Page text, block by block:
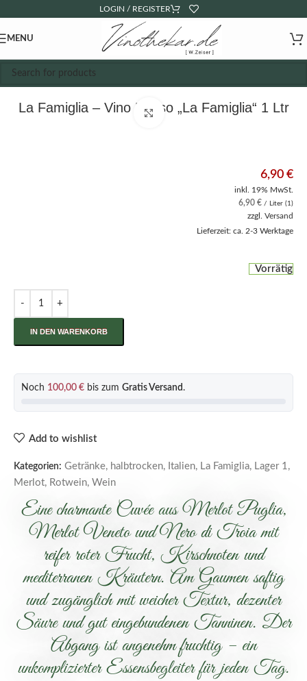
LOGIN / REGISTER
MENU
La Famiglia – Vino Rosso „La Famiglia“ 1 Ltr
Click to enlarge
6,90 €
inkl. 19% MwSt.
6,90 € / Liter (1)
zzgl. Versand
Lieferzeit: ca. 2-3 Werktage
Vorrätig
IN DEN WARENKORB
Noch 100,00 € bis zum Gratis Versand .
Add to wishlist
Kategorien: Getränke, halbtrocken, Italien, La Famiglia, Lager 1,
Merlot, Rotwein, Wein
Eine charmante Cuvée aus Merlot Puglia,
Merlot Veneto und Nero di Troia mit
reifer roter Frucht, Kirschnoten und
mediterranen Kräutern. Am Gaumen saftig
und zugänglich mit weicher Textur, dezenter
Säure und gut eingebundenen Tanninen. Der
Abgang ist angenehm fruchtig – ein
unkomplizierter Essensbegleiter für jeden Tag.